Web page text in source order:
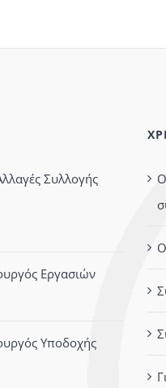
Συλλογής
Εργασιών
Υποδοχής